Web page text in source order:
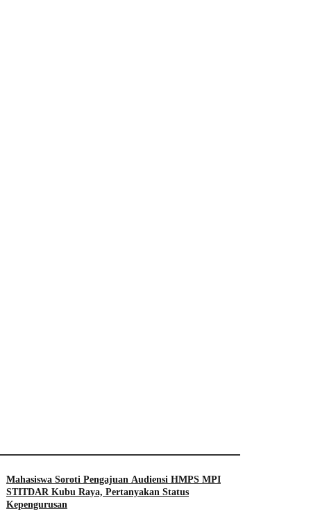
Mahasiswa Soroti Pengajuan Audiensi HMPS MPI
STITDAR Kubu Raya, Pertanyakan Status
Kepengurusan